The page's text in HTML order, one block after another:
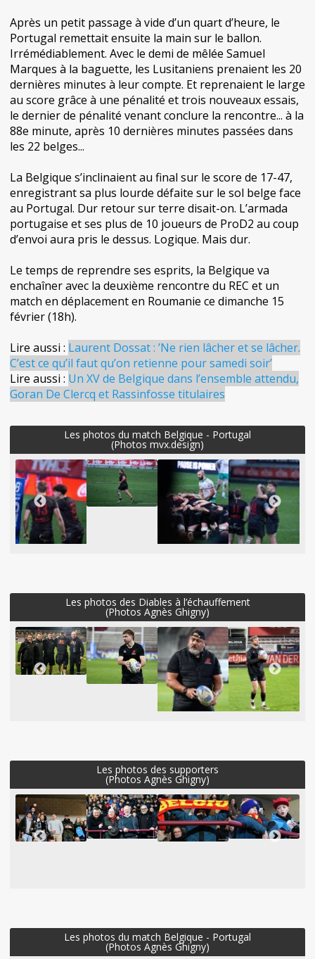
Après un petit passage à vide d’un quart d’heure, le
Portugal remettait ensuite la main sur le ballon.
Irrémédiablement. Avec le demi de mêlée Samuel
Marques à la baguette, les Lusitaniens prenaient les 20
dernières minutes à leur compte. Et reprenaient le large
au score grâce à une pénalité et trois nouveaux essais,
le dernier de pénalité venant conclure la rencontre... à la
88e minute, après 10 dernières minutes passées dans
les 22 belges...
La Belgique s’inclinaient au final sur le score de 17-47,
enregistrant sa plus lourde défaite sur le sol belge face
au Portugal. Dur retour sur terre disait-on. L’armada
portugaise et ses plus de 10 joueurs de ProD2 au coup
d’envoi aura pris le dessus. Logique. Mais dur.
Le temps de reprendre ses esprits, la Belgique va
enchaîner avec la deuxième rencontre du REC et un
match en déplacement en Roumanie ce dimanche 15
février (18h).
Lire aussi : Laurent Dossat : ’Ne rien lâcher et se lâcher.
C’est ce qu’il faut qu’on retienne pour samedi soir’
Lire aussi : Un XV de Belgique dans l’ensemble attendu,
Goran De Clercq et Rassinfosse titulaires
Les photos du match Belgique - Portugal
(Photos mvx.design)
Les photos des Diables à l’échauffement
(Photos Agnès Ghigny)
Les photos des supporters
(Photos Agnès Ghigny)
Les photos du match Belgique - Portugal
(Photos Agnès Ghigny)